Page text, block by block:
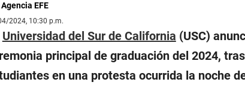
Agencia EFE
2024, 10:30 p.m.
Universidad del Sur de California (USC)
principal de graduación del 2024,
en una protesta ocurrida la noche